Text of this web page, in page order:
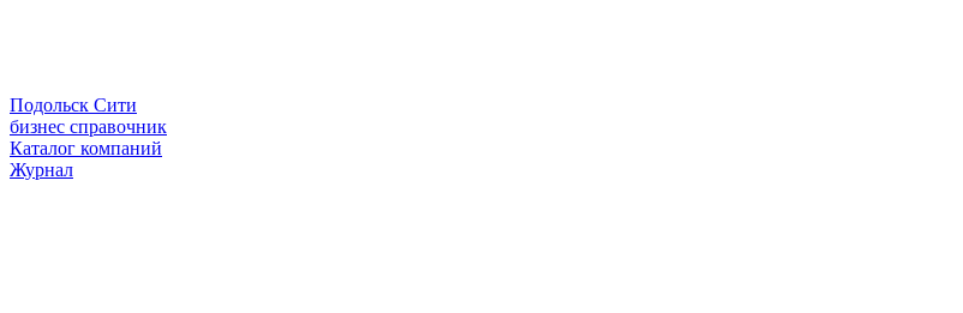
Подольск Сити
бизнес справочник
Каталог компаний
Журнал